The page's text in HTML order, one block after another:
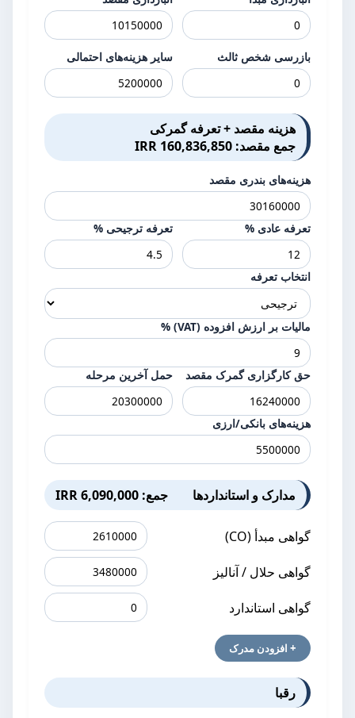
بازرسی شخص ثالث سایر هزینه‌های احتمالی
هزینه مقصد + تعرفه گمرکی
جمع مقصد: 160,836,850 IRR
هزینه‌های بندری مقصد
تعرفه عادی % تعرفه ترجیحی %
انتخاب تعرفه
مالیات بر ارزش افزوده (VAT) %
حق کارگزاری گمرک مقصد حمل آخرین مرحله
هزینه‌های بانکی/ارزی
مدارک و استانداردها جمع: 6,090,000 IRR
گواهی مبدأ (CO)
گواهی حلال / آنالیز
گواهی استاندارد
+ افزودن مدرک
رقبا